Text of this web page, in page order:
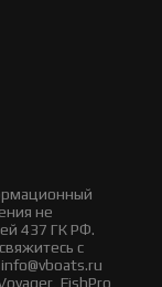
не
437 ГК РФ.
с
FishPro